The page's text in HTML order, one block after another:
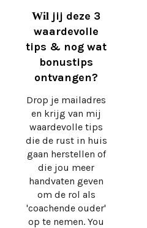
Wil jij deze 3
waardevolle
tips & nog wat
bonustips
ontvangen?
Drop je mailadres
en krijg van mij
waardevolle tips
die de rust in huis
gaan herstellen of
die jou meer
handvaten geven
om de rol als
'coachende ouder'
op te nemen. You